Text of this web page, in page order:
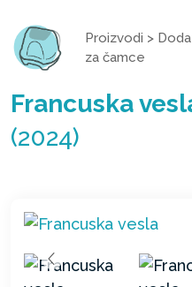
Proizvodi >
za čamce
Francuska
(2024)